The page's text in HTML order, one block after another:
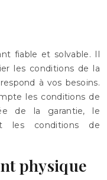
fiable et solvable. Il
les conditions de la
à vos besoins.
les conditions de
de la garantie, le
les conditions de
physique